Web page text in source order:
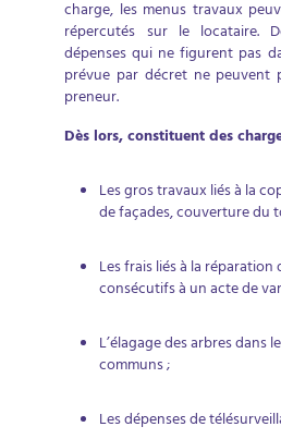
charge, les menus travaux
répercutés sur le locataire.
dépenses qui ne figurent pas
prévue par décret ne peuvent
preneur.
Dès lors, constituent des
Les gros travaux liés à la
de façades, couverture du
Les frais liés à la réparation
consécutifs à un acte de
L’élagage des arbres dans
communs ;
Les dépenses de